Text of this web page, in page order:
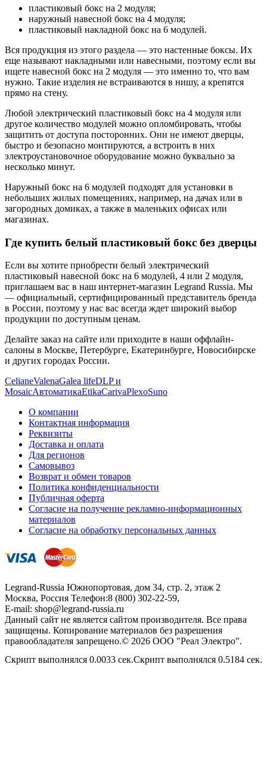
пластиковый бокс на 2 модуля;
наружный навесной бокс на 4 модуля;
пластиковый накладной бокс на 6 модулей.
Вся продукция из этого раздела — это настенные боксы. Их
еще называют накладными или навесными, поэтому если вы
ищете навесной бокс на 2 модуля — это именно то, что вам
нужно. Такие изделия не встраиваются в нишу, а крепятся
прямо на стену.
Любой электрический пластиковый бокс на 4 модуля или
другое количество модулей можно опломбировать, чтобы
защитить от доступа посторонних. Они не имеют дверцы,
быстро и безопасно монтируются, а встроить в них
электроустановочное оборудование можно буквально за
несколько минут.
Наружный бокс на 6 модулей подходят для установки в
небольших жилых помещениях, например, на дачах или в
загородных домиках, а также в маленьких офисах или
магазинах.
Где купить белый пластиковый бокс без дверцы
Если вы хотите приобрести белый электрический
пластиковый навесной бокс на 6 модулей, 4 или 2 модуля,
приглашаем вас в наш интернет-магазин Legrand Russia. Мы
— официальный, сертифицированный представитель бренда
в России, поэтому у нас вас всегда ждет широкий выбор
продукции по доступным ценам.
Делайте заказ на сайте или приходите в наши оффлайн-
салоны в Москве, Петербурге, Екатеринбурге, Новосибирске
и других городах России.
CelianeValenaGalea lifeDLP и
MosaicАвтоматикаEtikaCarivaPlexoSuno
О компании
Контактная информация
Реквизиты
Доставка и оплата
Для регионов
Самовывоз
Возврат и обмен товаров
Политика конфиденциальности
Публичная оферта
Согласие на получение рекламно-информационных
материалов
Согласие на обработку персональных данных
Legrand-Russia Южнопортовая, дом 34, стр. 2, этаж 2
Москва, Россия Телефон:8 (800) 302-22-59,
E-mail: shop@legrand-russia.ru
Данный сайт не является сайтом производителя. Все права
защищены. Копирование материалов без разрешения
правообладателя запрещено.© 2026 ООО "Реал Электро".
Скрипт выполнялся 0.0033 сек.Скрипт выполнялся 0.5184 сек.